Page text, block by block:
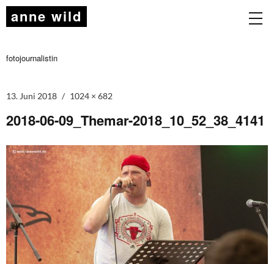
anne wild
fotojournalistin
13. Juni 2018 1024 × 682
2018-06-09_Themar-2018_10_52_38_4141